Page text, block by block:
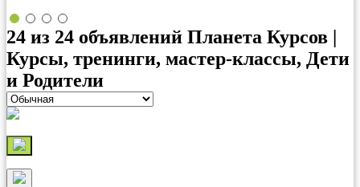
24 из 24 объявлений Планета Курсов |
Курсы, тренинги, мастер-классы, Дети
и Родители